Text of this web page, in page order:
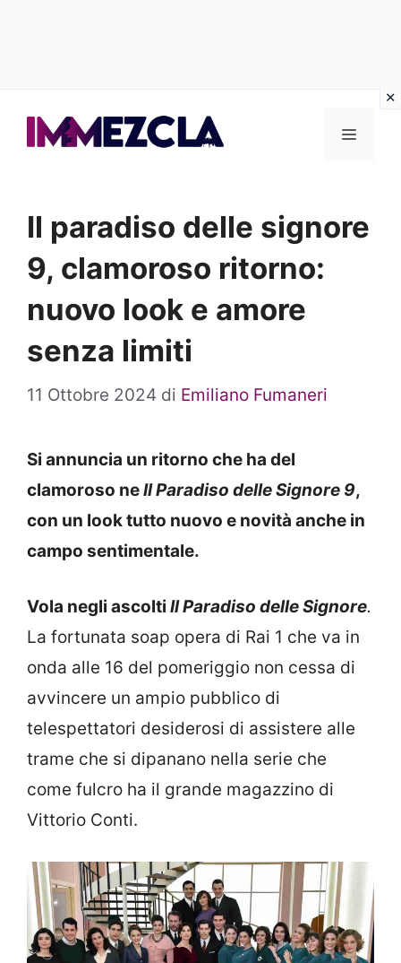
Menu
Il paradiso delle signore
9, clamoroso ritorno:
nuovo look e amore
senza limiti
11 Ottobre 2024 di Emiliano Fumaneri
Si annuncia un ritorno che ha del
clamoroso neIl Paradiso delle Signore 9,
con un look tutto nuovo e novità anche in
campo sentimentale.
Vola negli ascolti Il Paradiso delle Signore.
La fortunata soap opera di Rai 1 che va in
onda alle 16 del pomeriggio non cessa di
avvincere un ampio pubblico di
telespettatori desiderosi di assistere alle
trame che si dipanano nella serie che
come fulcro ha il grande magazzino di
Vittorio Conti.